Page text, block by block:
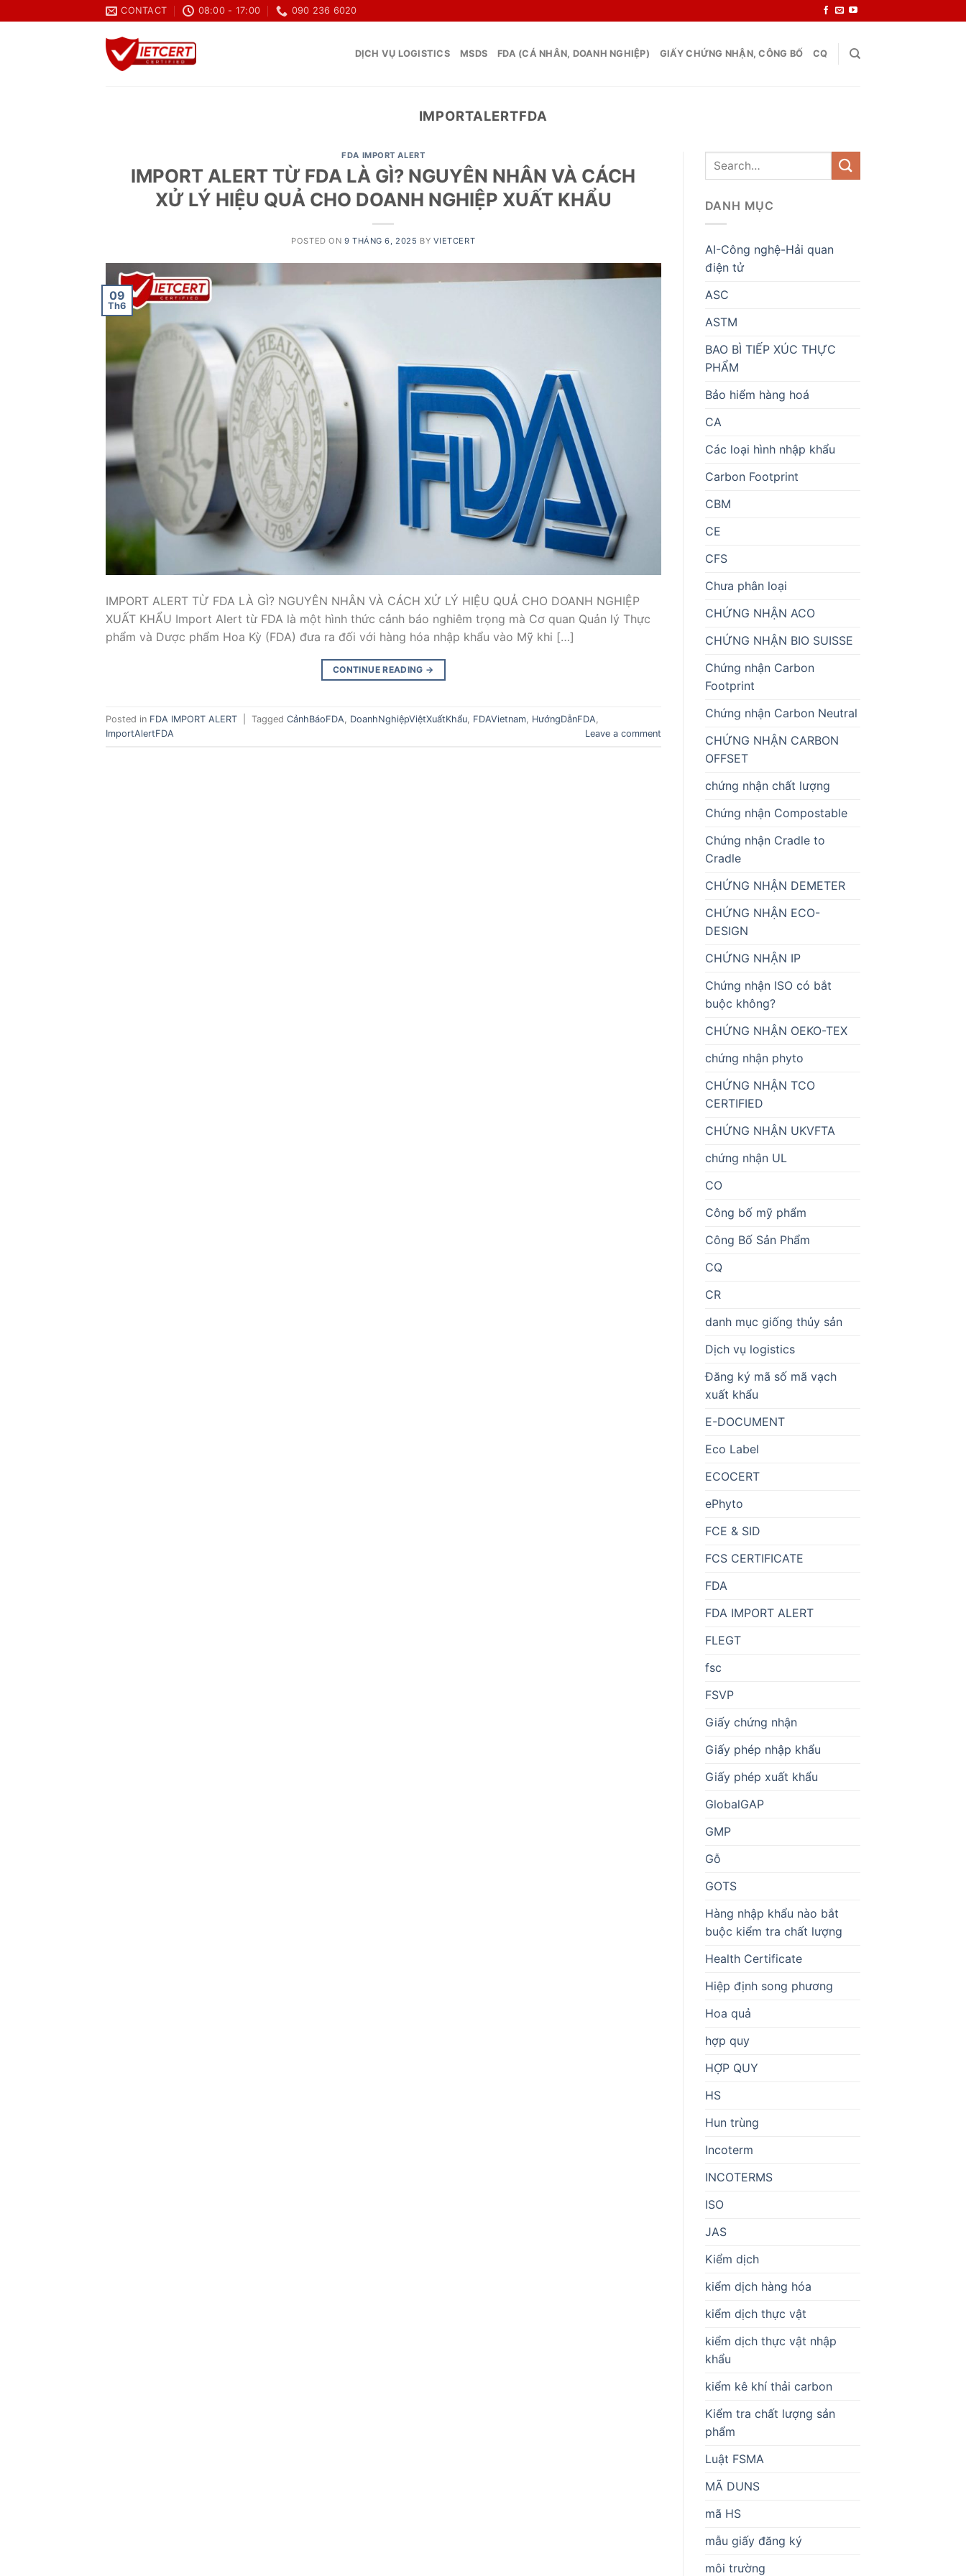
to
CONTACT 08:00 - 17:00 090 236 6020
DỊCH VỤ LOGISTICS MSDS FDA (CÁ NHÂN, DOANH NGHIỆP) GIẤY CHỨNG NHẬN, CÔNG BỐ CQ
IMPORTALERTFDA
FDA IMPORT ALERT
IMPORT ALERT TỪ FDA LÀ GÌ? NGUYÊN NHÂN VÀ CÁCH
XỬ LÝ HIỆU QUẢ CHO DOANH NGHIỆP XUẤT KHẨU
POSTED ON 9 THÁNG 6, 2025 BY VIETCERT
09
Th6
IMPORT ALERT TỪ FDA LÀ GÌ? NGUYÊN NHÂN VÀ CÁCH XỬ LÝ HIỆU QUẢ CHO DOANH NGHIỆP
XUẤT KHẨU Import Alert từ FDA là một hình thức cảnh báo nghiêm trọng mà Cơ quan Quản lý Thực
phẩm và Dược phẩm Hoa Kỳ (FDA) đưa ra đối với hàng hóa nhập khẩu vào Mỹ khi […]
CONTINUE READING →
Posted in FDA IMPORT ALERT Tagged CảnhBáoFDA DoanhNghiệpViệtXuấtKhẩu FDAVietnam HướngDẫnFDA
ImportAlertFDA
Leave a comment
DANH MỤC
AI-Công nghệ-Hải quan
điện tử
ASC
ASTM
BAO BÌ TIẾP XÚC THỰC
PHẨM
Bảo hiểm hàng hoá
CA
Các loại hình nhập khẩu
Carbon Footprint
CBM
CE
CFS
Chưa phân loại
CHỨNG NHẬN ACO
CHỨNG NHẬN BIO SUISSE
Chứng nhận Carbon
Footprint
Chứng nhận Carbon Neutral
CHỨNG NHẬN CARBON
OFFSET
chứng nhận chất lượng
Chứng nhận Compostable
Chứng nhận Cradle to
Cradle
CHỨNG NHẬN DEMETER
CHỨNG NHẬN ECO-
DESIGN
CHỨNG NHẬN IP
Chứng nhận ISO có bắt
buộc không?
CHỨNG NHẬN OEKO-TEX
chứng nhận phyto
CHỨNG NHẬN TCO
CERTIFIED
CHỨNG NHẬN UKVFTA
chứng nhận UL
CO
Công bố mỹ phẩm
Công Bố Sản Phẩm
CQ
CR
danh mục giống thủy sản
Dịch vụ logistics
Đăng ký mã số mã vạch
xuất khẩu
E-DOCUMENT
Eco Label
ECOCERT
ePhyto
FCE & SID
FCS CERTIFICATE
FDA
FDA IMPORT ALERT
FLEGT
fsc
FSVP
Giấy chứng nhận
Giấy phép nhập khẩu
Giấy phép xuất khẩu
GlobalGAP
GMP
Gỗ
GOTS
Hàng nhập khẩu nào bắt
buộc kiểm tra chất lượng
Health Certificate
Hiệp định song phương
Hoa quả
hợp quy
HỢP QUY
HS
Hun trùng
Incoterm
INCOTERMS
ISO
JAS
Kiểm dịch
kiểm dịch hàng hóa
kiểm dịch thực vật
kiểm dịch thực vật nhập
khẩu
kiểm kê khí thải carbon
Kiểm tra chất lượng sản
phẩm
Luật FSMA
MÃ DUNS
mã HS
mẫu giấy đăng ký
môi trường